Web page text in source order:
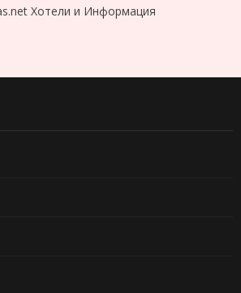
Хотели и Информация